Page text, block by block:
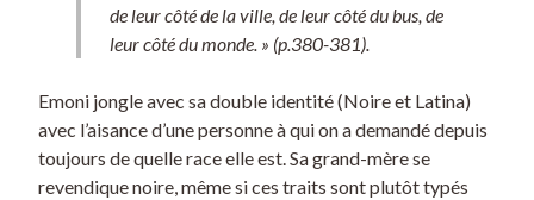
de leur côté de la ville, de leur côté du bus, de
leur côté du monde. » (p.380-381).
Emoni jongle avec sa double identité (Noire et Latina)
avec l’aisance d’une personne à qui on a demandé depuis
toujours de quelle race elle est. Sa grand-mère se
revendique noire, même si ces traits sont plutôt typés